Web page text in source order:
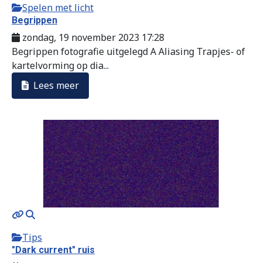
Spelen met licht
Begrippen
zondag, 19 november 2023 17:28
Begrippen fotografie uitgelegd A Aliasing Trapjes- of
kartelvorming op dia...
Lees meer
Tips
"Dark current" ruis